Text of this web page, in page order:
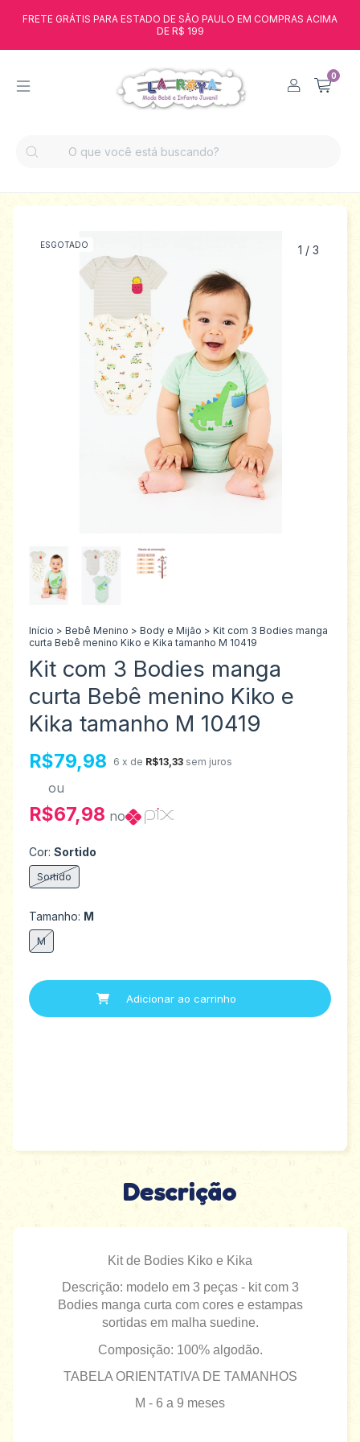
FRETE GRÁTIS PARA ESTADO DE SÃO PAULO EM COMPRAS ACIMA
DE R$ 199
0
ESGOTADO 1 / 3
Início > Bebê Menino > Body e Mijão > Kit com 3 Bodies manga
curta Bebê menino Kiko e Kika tamanho M 10419
Kit com 3 Bodies manga
curta Bebê menino Kiko e
Kika tamanho M 10419
R$79,98 6 x de R$13,33 sem juros
ou
R$67,98 no
Cor: Sortido
Sortido
Tamanho: M
M
Descrição
Kit de Bodies Kiko e Kika
Descrição: modelo em 3 peças - kit com 3
Bodies manga curta com cores e estampas
sortidas em malha suedine.
Composição: 100% algodão.
TABELA ORIENTATIVA DE TAMANHOS
M - 6 a 9 meses